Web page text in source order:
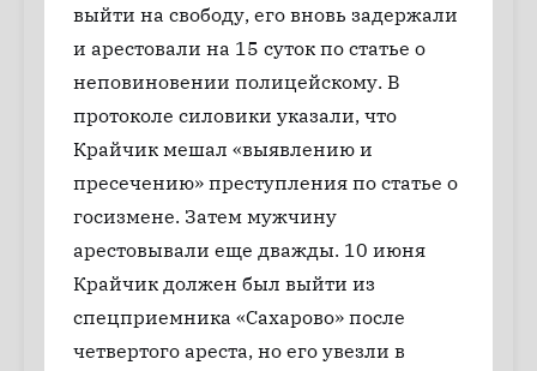
выйти на свободу, его вновь задержали
и арестовали на 15 суток по статье о
неповиновении полицейскому. В
протоколе силовики указали, что
Крайчик мешал «выявлению и
пресечению» преступления по статье о
госизмене. Затем мужчину
арестовывали еще дважды. 10 июня
Крайчик должен был выйти из
спецприемника «Сахарово» после
четвертого ареста, но его увезли в